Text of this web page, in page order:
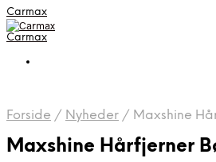
Carmax
Carmax
Forside / Nyheder / Maxshine
Maxshine Hårfjerner